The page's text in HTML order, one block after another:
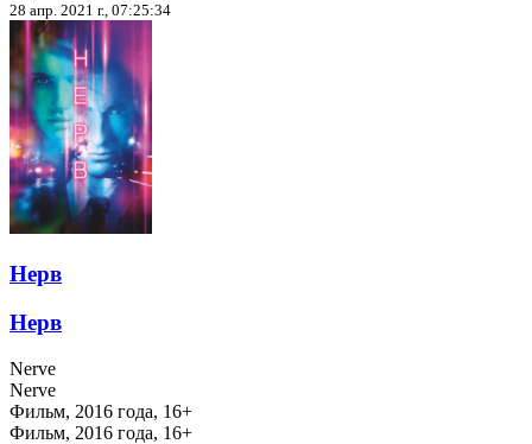
28 апр. 2021 г., 07:25:34
Нерв
Нерв
Nerve
Nerve
Фильм, 2016 года, 16+
Фильм, 2016 года, 16+